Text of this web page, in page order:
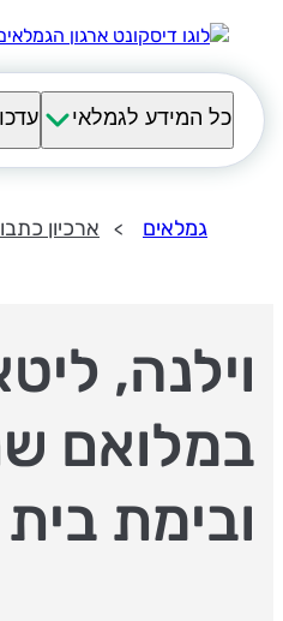
כל המידע לגמלאי
גמלאים ארכיון
וילנה,
במלואם
ובימת